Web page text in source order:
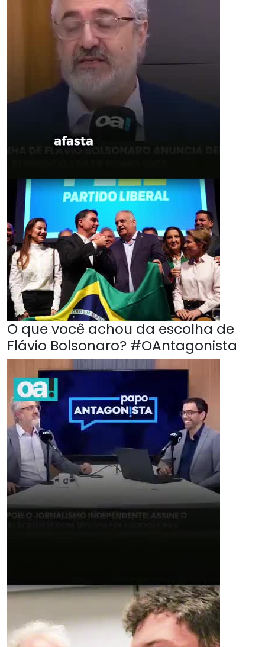
O que você achou da escolha de
Flávio Bolsonaro? #OAntagonista